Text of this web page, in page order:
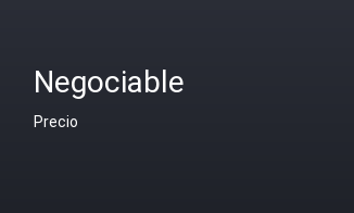
Negociable
Precio